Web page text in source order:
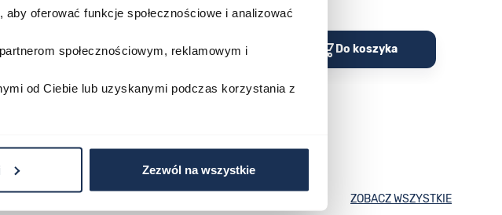
oferować funkcje społecznościowe i analizować
społecznościowym, reklamowym i
od Ciebie lub uzyskanymi podczas korzystania z
Zezwól na wszystkie
Porównaj
Do koszyka
Porównaj
Do koszyka
ZOBACZ WSZYSTKIE